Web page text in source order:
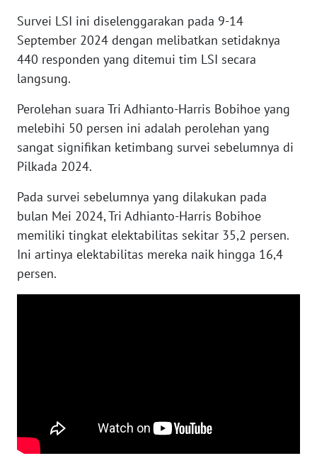
Survei LSI ini diselenggarakan pada 9-14
September 2024 dengan melibatkan setidaknya
440 responden yang ditemui tim LSI secara
langsung.
Perolehan suara Tri Adhianto-Harris Bobihoe yang
melebihi 50 persen ini adalah perolehan yang
sangat signifikan ketimbang survei sebelumnya di
Pilkada 2024.
Pada survei sebelumnya yang dilakukan pada
bulan Mei 2024, Tri Adhianto-Harris Bobihoe
memiliki tingkat elektabilitas sekitar 35,2 persen.
Ini artinya elektabilitas mereka naik hingga 16,4
persen.
WN
BENGKULU
WN
WN
JATENG
NUSANTARA
WN
JOGJA
WN